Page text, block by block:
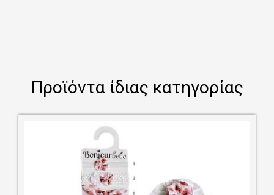
Προϊόντα ίδιας κατηγορίας